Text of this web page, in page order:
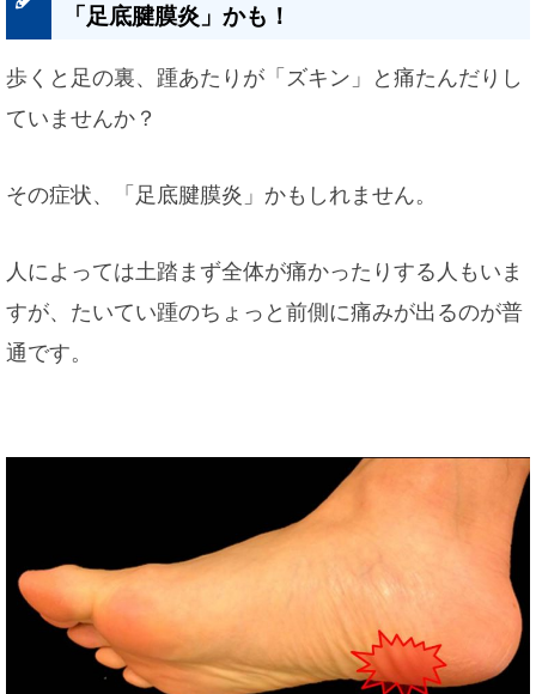
「足底腱膜炎」かも！
歩くと足の裏、踵あたりが「ズキン」と痛たんだりし
ていませんか？
その症状、「足底腱膜炎」かもしれません。
人によっては土踏まず全体が痛かったりする人もいま
すが、たいてい踵のちょっと前側に痛みが出るのが普
通です。